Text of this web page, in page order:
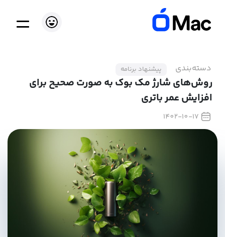
دسته‌بندی پیشنهاد برنامه
روش‌های شارژ مک بوک به صورت صحیح برای
افزایش عمر باتری
1402-10-17